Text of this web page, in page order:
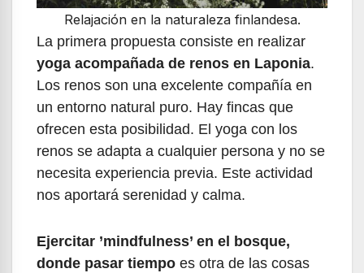
Relajación en la naturaleza finlandesa.
La primera propuesta consiste en realizar
yoga acompañada de renos en Laponia.
Los renos son una excelente compañía en
un entorno natural puro. Hay fincas que
ofrecen esta posibilidad. El yoga con los
renos se adapta a cualquier persona y no se
necesita experiencia previa. Este actividad
nos aportará serenidad y calma.
Ejercitar ’mindfulness’ en el bosque,
donde pasar tiempo es otra de las cosas